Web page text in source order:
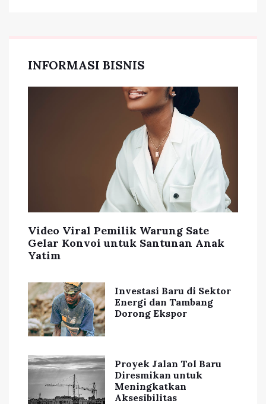
INFORMASI BISNIS
Video Viral Pemilik Warung Sate
Gelar Konvoi untuk Santunan Anak
Yatim
Investasi Baru di Sektor
Energi dan Tambang
Dorong Ekspor
Proyek Jalan Tol Baru
Diresmikan untuk
Meningkatkan
Aksesibilitas